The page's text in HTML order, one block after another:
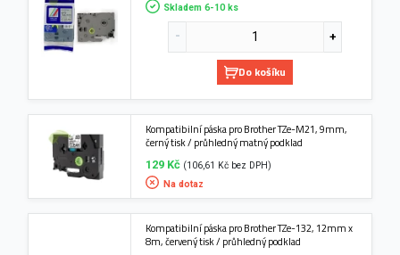
Skladem 6-10 ks
Do košíku
Kompatibilní páska pro Brother TZe-M21, 9mm,
černý tisk / průhledný matný podklad
129 Kč (106,61 Kč bez DPH)
Na dotaz
Kompatibilní páska pro Brother TZe-132, 12mm x
8m, červený tisk / průhledný podklad